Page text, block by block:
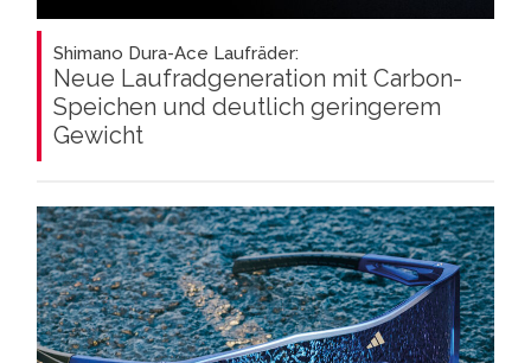
Shimano Dura-Ace Laufräder:
Neue Laufradgeneration mit Carbon-
Speichen und deutlich geringerem
Gewicht